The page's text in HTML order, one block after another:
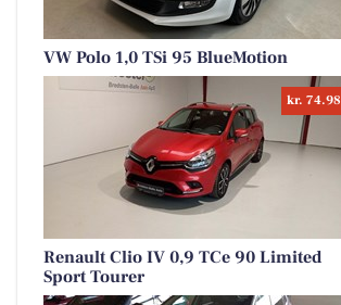
VW Polo 1,0 TSi 95 BlueMotion
kr.
Renault Clio IV 0,9 TCe 90 Limited
Sport Tourer